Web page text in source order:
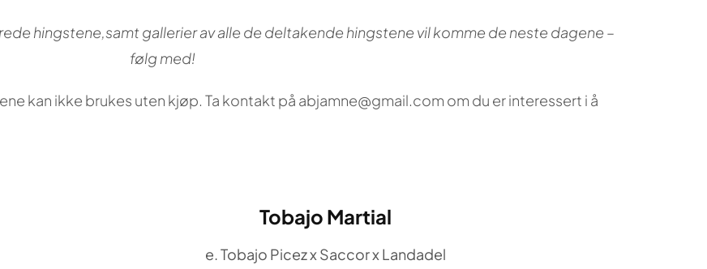
hingstene,samt gallerier av alle de deltakende hingstene vil komme de neste dagene –
følg med!
kan ikke brukes uten kjøp. Ta kontakt på abjamne@gmail.com om du er interessert i å
Tobajo Martial
e. Tobajo Picez x Saccor x Landadel